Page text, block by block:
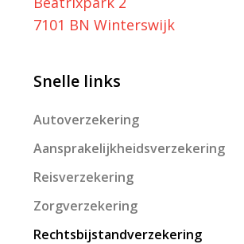
7101 BN Winterswijk
Snelle links
Autoverzekering
Aansprakelijkheidsverzekering
Reisverzekering
Zorgverzekering
Rechtsbijstandverzekering